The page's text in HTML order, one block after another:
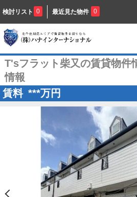
検討リスト 0 最近見た物件 0
T'sフラット柴又の賃貸物件
情報
賃料 ***万円